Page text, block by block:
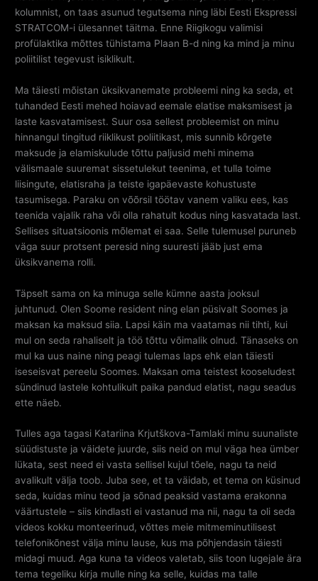
kolumnist, on taas asunud tegutsema ning läbi Eesti Ekspressi
STRATCOM-i ülesannet täitma. Enne Riigikogu valimisi
profülaktika mõttes tühistama Plaan B-d ning ka mind ja minu
poliitilist tegevust isiklikult.
Ma täiesti mõistan üksikvanemate probleemi ning ka seda, et
tuhanded Eesti mehed hoiavad eemale elatise maksmisest ja
laste kasvatamisest. Suur osa sellest probleemist on minu
hinnangul tingitud riiklikust poliitikast, mis sunnib kõrgete
maksude ja elamiskulude tõttu paljusid mehi minema
välismaale suuremat sissetulekut teenima, et tulla toime
liisingute, elatisraha ja teiste igapäevaste kohustuste
tasumisega. Paraku on võõrsil töötav vanem valiku ees, kas
teenida vajalik raha või olla rahatult kodus ning kasvatada last.
Sellises situatsioonis mõlemat ei saa. Selle tulemusel puruneb
väga suur protsent peresid ning suuresti jääb just ema
üksikvanema rolli.
Täpselt sama on ka minuga selle kümne aasta jooksul
juhtunud. Olen Soome resident ning elan püsivalt Soomes ja
maksan ka maksud siia. Lapsi käin ma vaatamas nii tihti, kui
mul on seda rahaliselt ja töö tõttu võimalik olnud. Tänaseks on
mul ka uus naine ning peagi tulemas laps ehk elan täiesti
iseseisvat pereelu Soomes. Maksan oma teistest kooseludest
sündinud lastele kohtulikult paika pandud elatist, nagu seadus
ette näeb.
Tulles aga tagasi Katariina Krjutškova-Tamlaki minu suunaliste
süüdistuste ja väidete juurde, siis neid on mul väga hea ümber
lükata, sest need ei vasta sellisel kujul tõele, nagu ta neid
avalikult välja toob. Juba see, et ta väidab, et tema on küsinud
seda, kuidas minu teod ja sõnad peaksid vastama erakonna
väärtustele – siis kindlasti ei vastanud ma nii, nagu ta oli seda
videos kokku monteerinud, võttes meie mitmeminutilisest
telefonikõnest välja minu lause, kus ma põhjendasin täiesti
midagi muud. Aga kuna ta videos valetab, siis toon lugejale ära
tema tegeliku kirja mulle ning ka selle, kuidas ma talle